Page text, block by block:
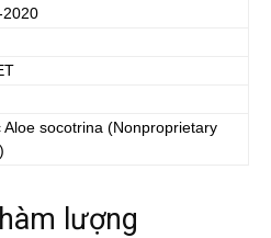
2020
Aloe socotrina (Nonproprietary
lượng